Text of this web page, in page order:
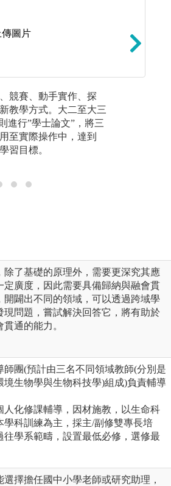
傳圖片
競賽、動手實作、探
教學方式。大二至大三
進行”學士論文”，將三
至實際操作中，達到
習目標。
了基礎的原理外，需要更深究其應
定廣度，因此需要具備歸納與融會貫
闢出不同的領域，可以透過跨域學
問題，嘗試解決回答它，將有助於
通的能力。
團(預計由三名不同領域教師(分別是
生物學與生物科技學)組成)負責輔導
化修課輔導，因材施教，以生命科
科訓練為主，採主/副修雙專長培
學系範疇，設置最低必修，選修最
擇擔任國中小學老師或研究助理，